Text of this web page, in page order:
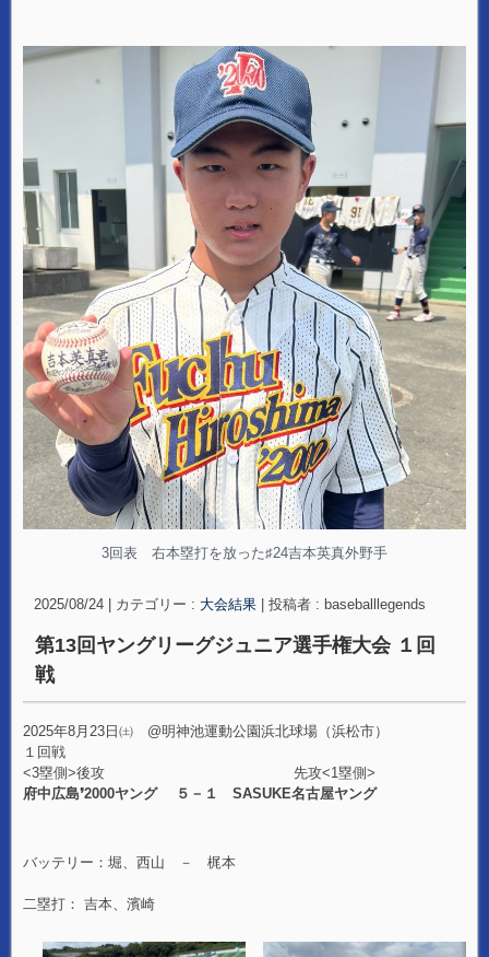
3回表 右本塁打を放った♯24吉本英真外野手
2025/08/24 カテゴリー : 大会結果 投稿者 : baseballlegends
第13回ヤングリーグジュニア選手権大会 １回
戦
2025年8月23日㈯ @明神池運動公園浜北球場（浜松市）
１回戦
<3塁側>後攻 先攻<1塁側>
府中広島❜2000ヤング ５－１ SASUKE名古屋ヤング
バッテリー：堀、西山 － 梶本
二塁打： 吉本、濱崎